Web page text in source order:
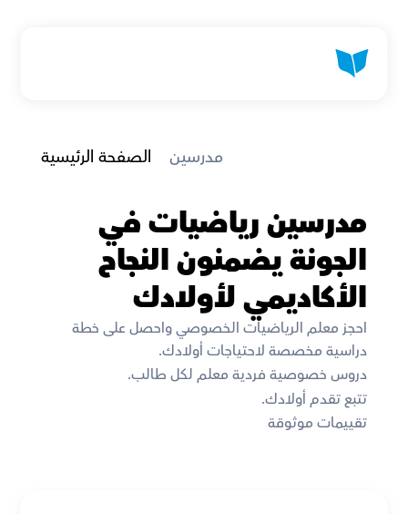
الصفحة الرئيسية مدرسين
مدرسين رياضيات في
الجونة يضمنون النجاح
الأكاديمي لأولادك
احجز معلم الرياضيات الخصوصي واحصل على خطة
دراسية مخصصة لاحتياجات أولادك.
دروس خصوصية فردية معلم لكل طالب.
تتبع تقدم أولادك.
تقييمات موثوقة